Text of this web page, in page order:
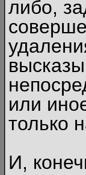
либо,
или
только
И,